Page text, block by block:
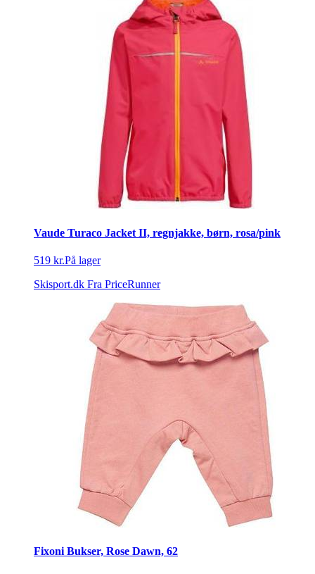
Vaude Turaco Jacket II, regnjakke, børn, rosa/pink
519 kr.På lager
Skisport.dk Fra PriceRunner
Fixoni Bukser, Rose Dawn, 62